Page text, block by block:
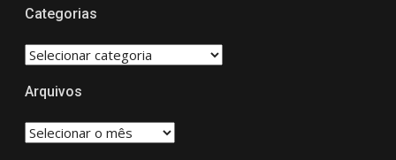
Categorias
CATEGORIAS
Arquivos
Arquivos